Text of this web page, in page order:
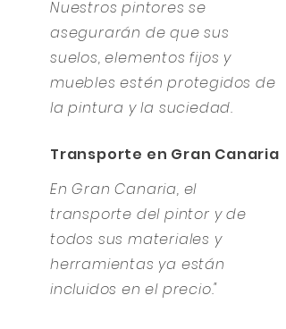
Nuestros pintores se
asegurarán de que sus
suelos, elementos fijos y
muebles estén protegidos de
la pintura y la suciedad.
Transporte en Gran Canaria
En Gran Canaria, el
transporte del pintor y de
todos sus materiales y
herramientas ya están
incluidos en el precio."